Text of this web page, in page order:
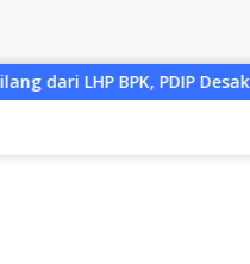
Audit Investigatif dan